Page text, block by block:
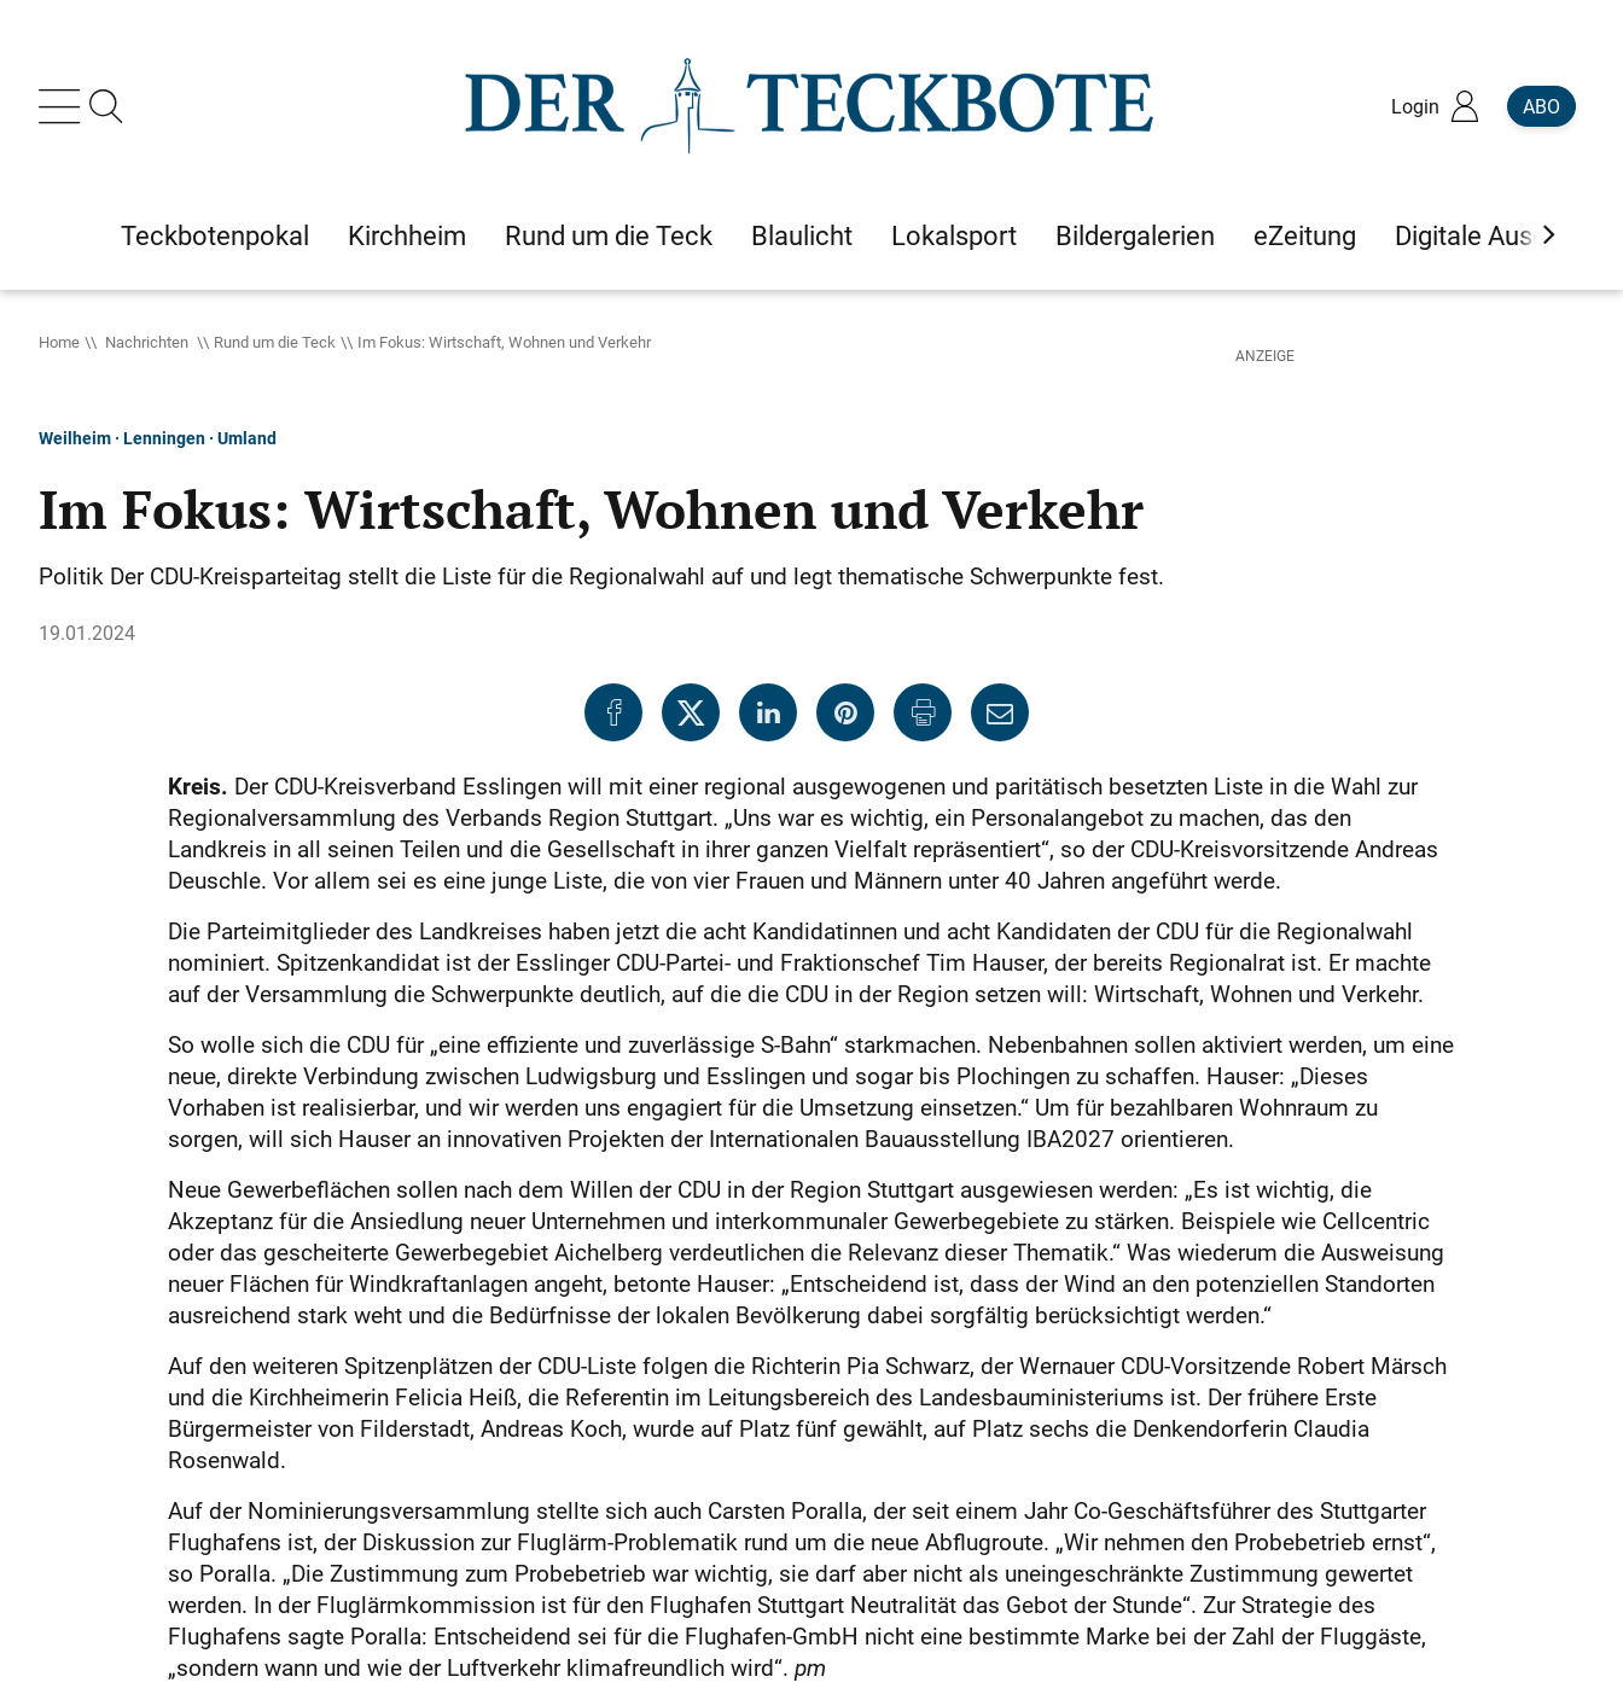
Login ABO
Teckbotenpokal Kirchheim Rund um die Teck Blaulicht Lokalsport Bildergalerien eZeitung Digitale Ausgaben
Home Nachrichten Rund um die Teck Im Fokus: Wirtschaft, Wohnen und Verkehr
Weilheim · Lenningen · Umland
Im Fokus: Wirtschaft, Wohnen und Verkehr
Politik Der CDU-Kreisparteitag stellt die Liste für die Regionalwahl auf und legt thematische Schwerpunkte fest.
19.01.2024
Kreis. Der CDU-Kreisverband Esslingen will mit einer regional ausgewogenen und paritätisch besetzten Liste in die Wahl zur
Regionalversammlung des Verbands Region Stuttgart. „Uns war es wichtig, ein Personalangebot zu machen, das den
Landkreis in all seinen Teilen und die Gesellschaft in ihrer ganzen Vielfalt repräsentiert“, so der CDU-Kreisvorsitzende Andreas
Deuschle. Vor allem sei es eine junge Liste, die von vier Frauen und Männern unter 40 Jahren angeführt werde.
Die Parteimitglieder des Landkreises haben jetzt die acht Kandidatinnen und acht Kandidaten der CDU für die Regionalwahl
nominiert. Spitzenkandidat ist der Esslinger CDU-Partei- und Fraktionschef Tim Hauser, der bereits Regionalrat ist. Er machte
auf der Versammlung die Schwerpunkte deutlich, auf die die CDU in der Region setzen will: Wirtschaft, Wohnen und Verkehr.
So wolle sich die CDU für „eine effiziente und zuverlässige S-Bahn“ starkmachen. Nebenbahnen sollen aktiviert werden, um eine
neue, direkte Verbindung zwischen Ludwigsburg und Esslingen und sogar bis Plochingen zu schaffen. Hauser: „Dieses
Vorhaben ist realisierbar, und wir werden uns engagiert für die Umsetzung einsetzen.“ Um für bezahlbaren Wohnraum zu
sorgen, will sich Hauser an innovativen Projekten der Internationalen Bauausstellung IBA2027 orientieren.
Neue Gewerbeflächen sollen nach dem Willen der CDU in der Region Stuttgart ausgewiesen werden: „Es ist wichtig, die
Akzeptanz für die Ansiedlung neuer Unternehmen und interkommunaler Gewerbegebiete zu stärken. Beispiele wie Cellcentric
oder das gescheiterte Gewerbegebiet Aichelberg verdeutlichen die Relevanz dieser Thematik.“ Was wiederum die Ausweisung
neuer Flächen für Windkraftanlagen angeht, betonte Hauser: „Entscheidend ist, dass der Wind an den potenziellen Standorten
ausreichend stark weht und die Bedürfnisse der lokalen Bevölkerung dabei sorgfältig berücksichtigt werden.“
Auf den weiteren Spitzenplätzen der CDU-Liste folgen die Richterin Pia Schwarz, der Wernauer CDU-Vorsitzende Robert Märsch
und die Kirchheimerin Felicia Heiß, die Referentin im Leitungsbereich des Landesbauministeriums ist. Der frühere Erste
Bürgermeister von Filderstadt, Andreas Koch, wurde auf Platz fünf gewählt, auf Platz sechs die Denkendorferin Claudia
Rosenwald.
Auf der Nominierungsversammlung stellte sich auch Carsten Poralla, der seit einem Jahr Co-Geschäftsführer des Stuttgarter
Flughafens ist, der Diskussion zur Fluglärm-Problematik rund um die neue Abflugroute. „Wir nehmen den Probebetrieb ernst“,
so Poralla. „Die Zustimmung zum Probebetrieb war wichtig, sie darf aber nicht als uneingeschränkte Zustimmung gewertet
werden. In der Fluglärmkommission ist für den Flughafen Stuttgart Neutralität das Gebot der Stunde“. Zur Strategie des
Flughafens sagte Poralla: Entscheidend sei für die Flughafen-GmbH nicht eine bestimmte Marke bei der Zahl der Fluggäste,
„sondern wann und wie der Luftverkehr klimafreundlich wird“. pm